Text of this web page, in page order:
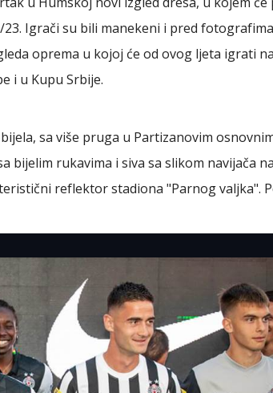
Igrači su bili manekeni i pred
oprema u kojoj će od ovog ljeta igrati
i u Kupu Srbije.
sa više pruga u Partizanovim
bijelim rukavima i siva sa slikom navijača
reflektor stadiona "Parnog valjka".